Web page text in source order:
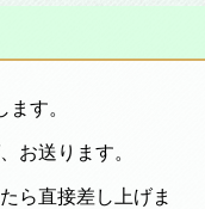
す。
お送ります。
ら直接差し上げま